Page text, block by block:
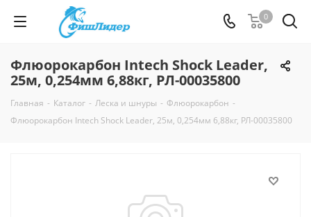
0
Флюорокарбон Intech Shock Leader,
25м, 0,254мм 6,88кг, РЛ-00035800
Главная - Каталог - Леска и шнуры - Флюорокарбон -
Флюорокарбон Intech Shock Leader, 25м, 0,254мм 6,88кг, РЛ-00035800